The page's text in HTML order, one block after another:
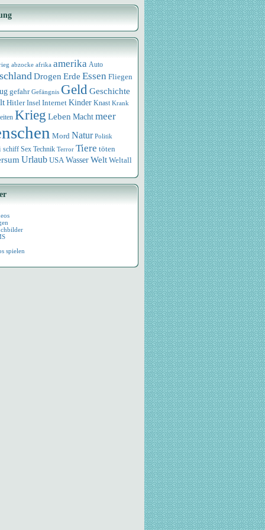
abzocke afrika amerika Auto
Drogen Erde Essen Fliegen
gefahr Gefängnis GeldGeschichte
Hitler Insel Internet Kinder Knast Krank
Krieg Leben Macht meer
Mord Natur Politik
schiff Sex Technik Terror Tiere töten
Urlaub USA WasserWelt Weltall
spielen